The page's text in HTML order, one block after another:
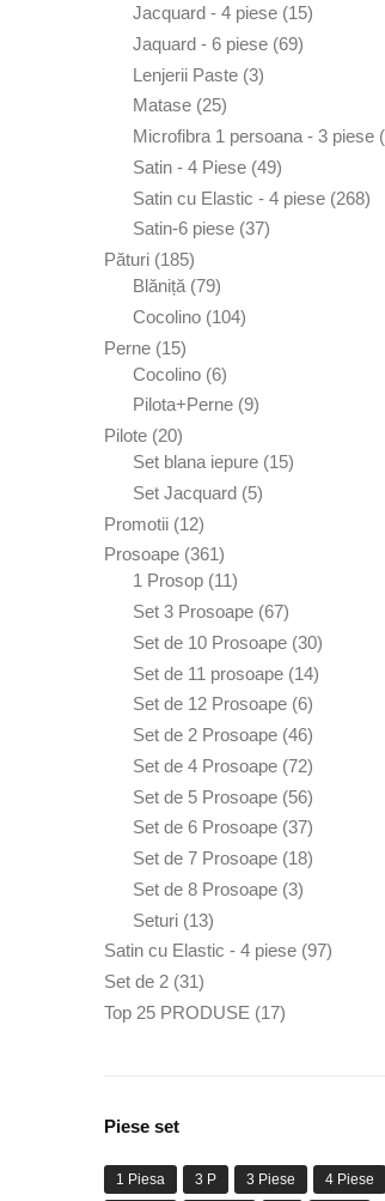
Jacquard - 4 piese 1515
Jaquard - 6 piese 6969
Lenjerii Paste 33
Matase 2525
de
produse
Microfibra 1 persoana - 3 piese
Satin - 4 Piese 4949
de
Satin cu Elastic - 4 piese 268268
Satin-6 piese 3737
Pături 185185
de
produse
Blăniță 7979
de
Cocolino 104104
Perne 1515
produse
Cocolino 66
produse
Pilota+Perne 99
Pilote 2020
de
produse
Set blana iepure 1515
Set Jacquard 55
Promotii 1212
produse
Prosoape 361361
de
produse
1 Prosop 1111
produse
Set 3 Prosoape 6767
de
produse
Set de 10 Prosoape 3030
de
Set de 11 prosoape 1414
Set de 12 Prosoape 66
produse
Set de 2 Prosoape 4646
de
produse
Set de 4 Prosoape 7272
de
produse
Set de 5 Prosoape 5656
de
produse
Set de 6 Prosoape 3737
de
Set de 7 Prosoape 1818
Set de 8 Prosoape 33
Seturi 1313
produse
Satin cu Elastic - 4 piese 9797
Set de 2 3131
de
Top 25 PRODUSE 1717
Piese set
1 Piesa 3 P 3 Piese 4 Piese